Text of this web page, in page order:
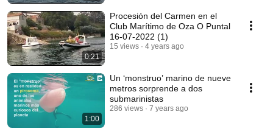
0:21
Procesión del Carmen en el
Club Marítimo de Oza O Puntal
16-07-2022 (1)
15 views 4 years ago
1:00
Un ‘monstruo’ marino de nueve
metros sorprende a dos
submarinistas
286 views 7 years ago